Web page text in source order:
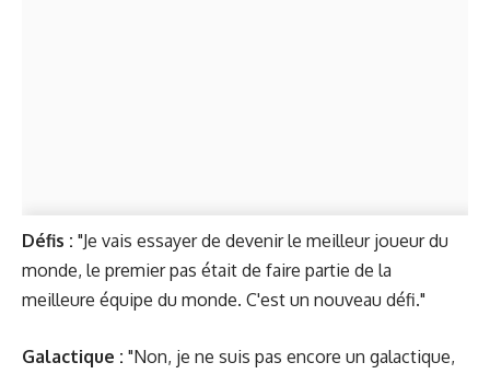
Défis : "Je vais essayer de devenir le meilleur joueur du
monde, le premier pas était de faire partie de la
meilleure équipe du monde. C'est un nouveau défi."
Galactique : "Non, je ne suis pas encore un galactique,